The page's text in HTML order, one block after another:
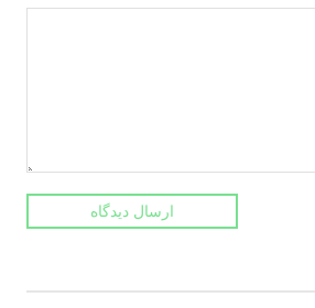
ارسال دیدگاه